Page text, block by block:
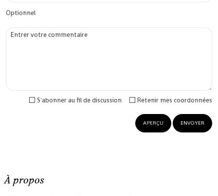
À propos
Optionnel
Retenir mes coordonnées
S'abonner au fil de discussion